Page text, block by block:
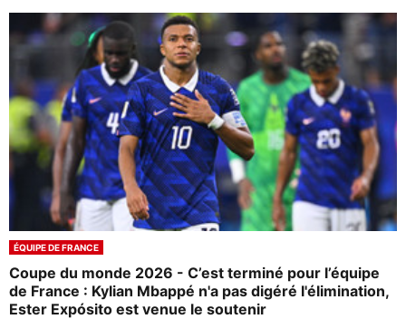
ÉQUIPE DE FRANCE
Coupe du monde 2026 - C’est terminé pour l’équipe
de France : Kylian Mbappé n'a pas digéré l'élimination,
Ester Expósito est venue le soutenir